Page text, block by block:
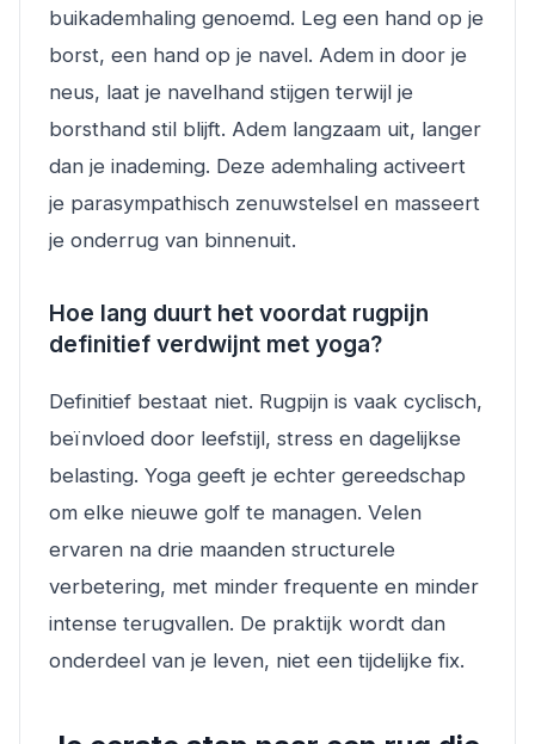
buikademhaling genoemd. Leg een hand op je
borst, een hand op je navel. Adem in door je
neus, laat je navelhand stijgen terwijl je
borsthand stil blijft. Adem langzaam uit, langer
dan je inademing. Deze ademhaling activeert
je parasympathisch zenuwstelsel en masseert
je onderrug van binnenuit.
Hoe lang duurt het voordat rugpijn
definitief verdwijnt met yoga?
Definitief bestaat niet. Rugpijn is vaak cyclisch,
beïnvloed door leefstijl, stress en dagelijkse
belasting. Yoga geeft je echter gereedschap
om elke nieuwe golf te managen. Velen
ervaren na drie maanden structurele
verbetering, met minder frequente en minder
intense terugvallen. De praktijk wordt dan
onderdeel van je leven, niet een tijdelijke fix.